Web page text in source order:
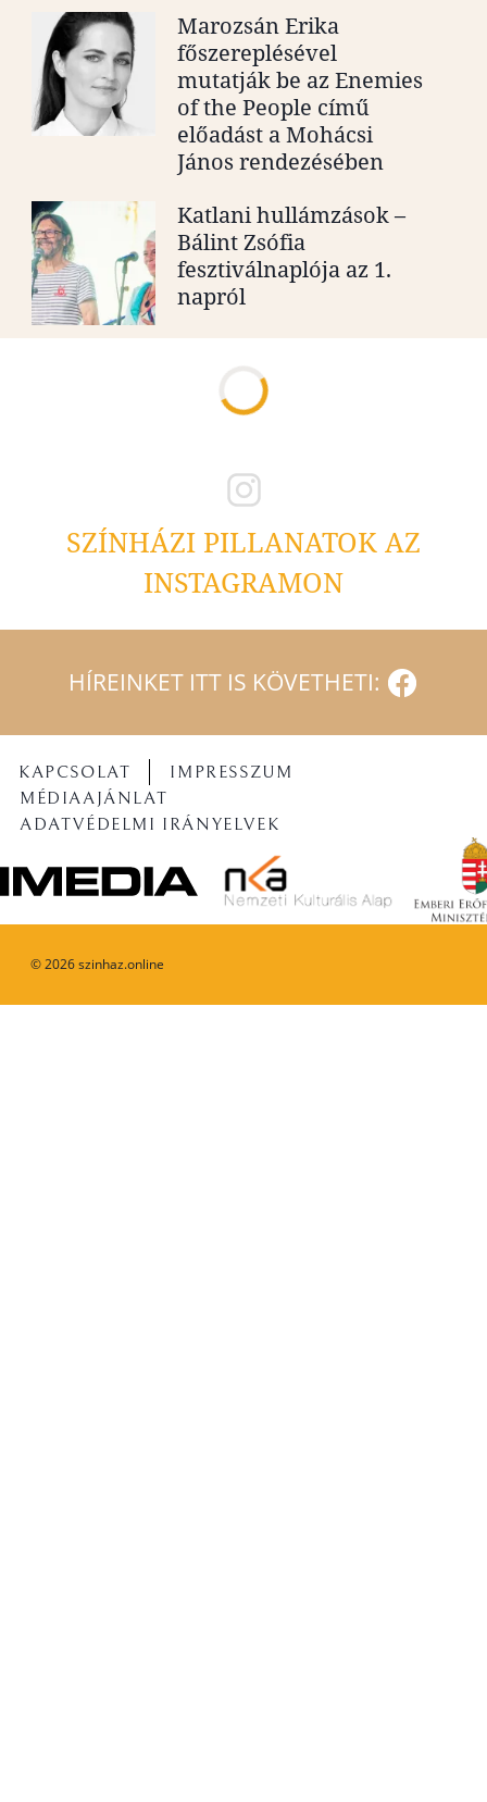
Marozsán Erika
főszereplésével
mutatják be az Enemies
of the People című
előadást a Mohácsi
János rendezésében
Katlani hullámzások –
Bálint Zsófia
fesztiválnaplója az 1.
napról
SZÍNHÁZI PILLANATOK AZ
INSTAGRAMON
HÍREINKET ITT IS KÖVETHETI:
©2026szinhaz.online
KAPCSOLAT
IMPRESSZUM
MÉDIAAJÁNLAT
ADATVÉDELMI IRÁNYELVEK